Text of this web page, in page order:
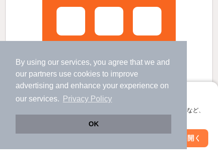
By using our services, you agree that we and
our partners use cookies to improve
advertising and enhance your experience on
our services.
Privacy Policy
OK
アプリに切り替えて、サクサクお部屋探し
会員登録なしですぐ使える。マップ検索やお気に入り保存など、
アプリを開く
蔚山町駅 歩
段山町駅 歩
杉塘駅 歩9分 （上熊本線）
絞り込み条件を変更